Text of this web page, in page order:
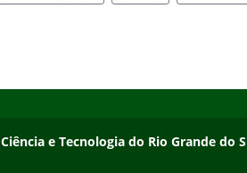
e Tecnologia do Rio Grande do